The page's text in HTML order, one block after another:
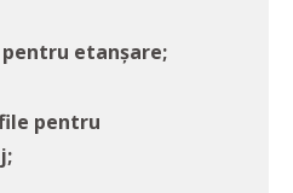
pentru etanşare;
pentru